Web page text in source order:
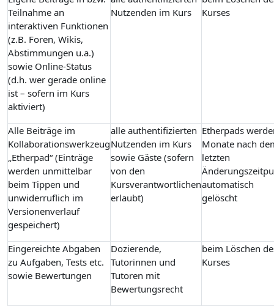
Teilnahme an
interaktiven Funktionen
(z.B. Foren, Wikis,
Abstimmungen u.a.)
sowie Online-Status
(d.h. wer gerade online
ist – sofern im Kurs
aktiviert)
Nutzenden im Kurs
Kurses
Alle Beiträge im
Kollaborationswerkzeug
„Etherpad“ (Einträge
werden unmittelbar
beim Tippen und
unwiderruflich im
Versionenverlauf
gespeichert)
alle authentifizierten
Nutzenden im Kurs
sowie Gäste (sofern
von den
Kursverantwortlichen
erlaubt)
Etherpads
Monate nach
letzten
automatisch
gelöscht
Eingereichte Abgaben
zu Aufgaben, Tests etc.
sowie Bewertungen
Dozierende,
Tutorinnen und
Tutoren mit
Bewertungsrecht
beim Löschen
Kurses